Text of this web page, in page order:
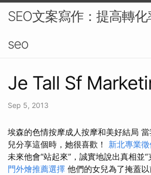
SEO文案寫作：提高轉
seo
Je Tall Sf
Sep 5, 2013
埃森的色情按摩️成人按摩和美好結局
兒分享這個時，她很喜歡！ 新北專業
未來他會“站起來”，誠實地說出真相並“
門外燴推薦選擇 他們的女兒為了掩蓋